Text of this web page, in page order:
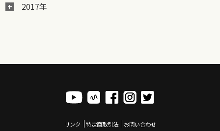
2017年
リンク 特定商取引法 お問い合わせ